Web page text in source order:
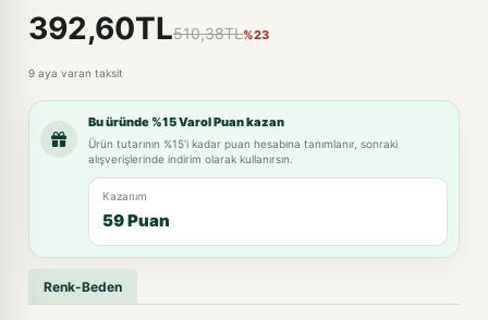
392,60TL510,38TL%23
9 aya varan taksit
Bu üründe %15 Varol Puan kazan
Ürün tutarının %15'i kadar puan hesabına tanımlanır, sonraki
alışverişlerinde indirim olarak kullanırsın.
Kazanım
59 Puan
Renk-Beden